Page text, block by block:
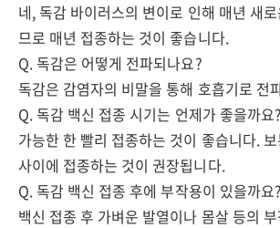
네, 독감 바이러스의 변이로 인해 매년 새
므로 매년 접종하는 것이 좋습니다.
Q. 독감은 어떻게 전파되나요?
독감은 감염자의 비말을 통해 호흡기로 전
Q. 독감 백신 접종 시기는 언제가 좋을까요?
가능한 한 빨리 접종하는 것이 좋습니다.
사이에 접종하는 것이 권장됩니다.
Q. 독감 백신 접종 후에 부작용이 있을까요?
백신 접종 후 가벼운 발열이나 몸살 등의